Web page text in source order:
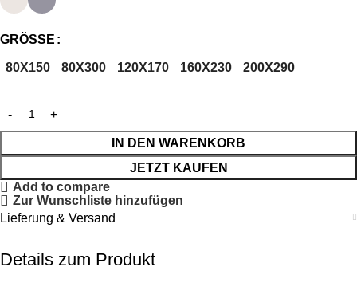
GRÖSSE
80X150 80X300 120X170 160X230 200X290
IN DEN WARENKORB
JETZT KAUFEN
Add to compare
Zur Wunschliste hinzufügen
Lieferung & Versand
Details zum Produkt